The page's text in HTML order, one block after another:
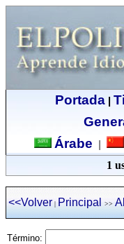
Portada|
Árabe
1
<<Volver | Principal >>
Término: